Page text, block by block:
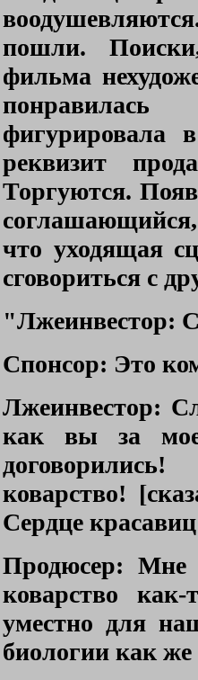
пошли.
фильма
фигурировала
реквизит
Торгуются.
что уходящая
сговориться с
"Лжеинвестор:
Спонсор: Это
Лжеинвестор:
как вы за
коварство!
Сердце
Продюсер: Мне
коварство
уместно для
биологии как